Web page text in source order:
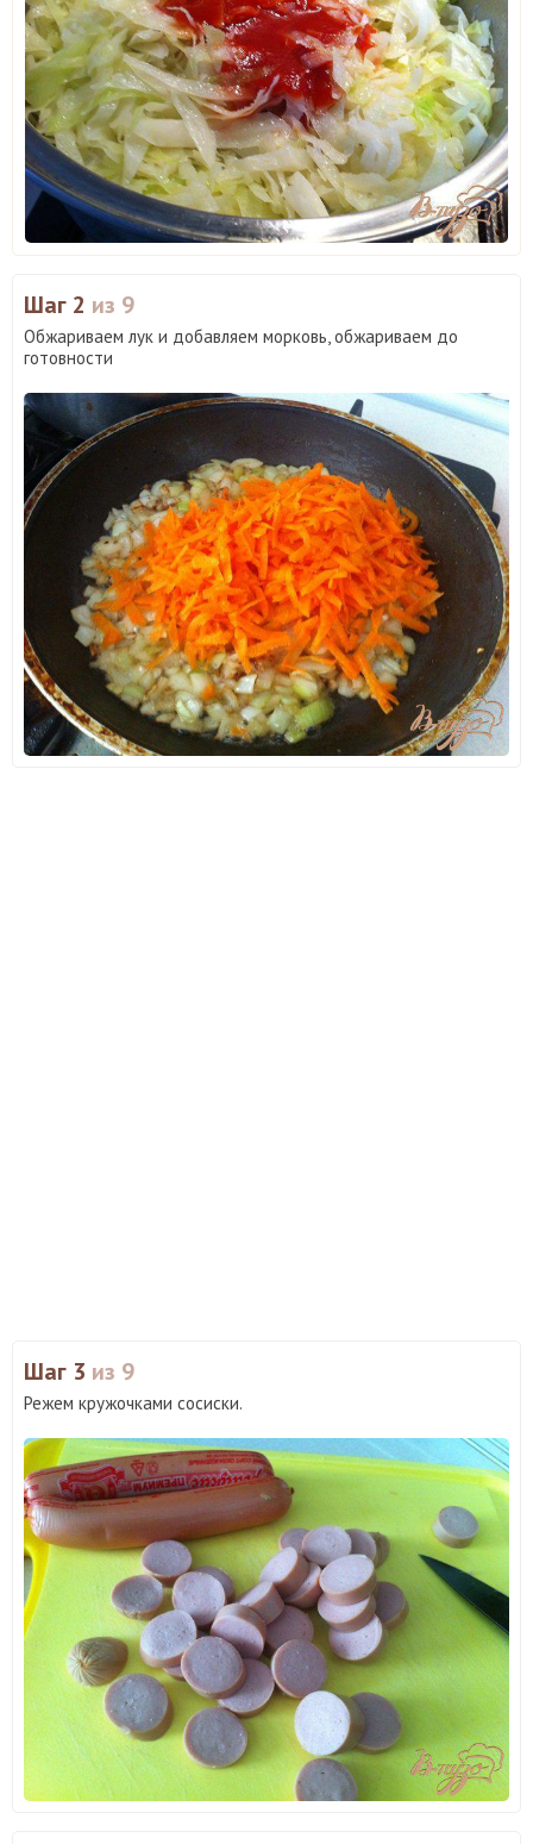
Шаг 2 из 9
Обжариваем лук и добавляем морковь, обжариваем до
готовности
Шаг 3 из 9
Режем кружочками сосиски.